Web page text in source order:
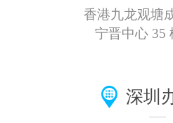
香港九龙观塘
宁晋中心 35
深圳